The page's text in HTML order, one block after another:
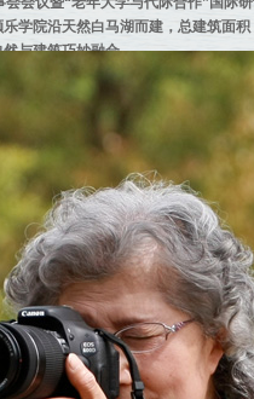
学院沿天然白马湖而建，总建筑面
与建筑巧妙融合。
规划类和兴趣类2个大类，10个一级
球类、旅游等），共153门课程。颐
此、乐学天地、代代相传、左邻右
代表。蓝庭护理院位于杭州市余杭
的养老服务提供了坚强的专业保障和支
时医疗服务，为老年人提供日常养
供专属的个性化照护服务！